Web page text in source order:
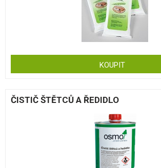
KOUPIT
ČISTIČ ŠTĚTCŮ A ŘEDIDLO